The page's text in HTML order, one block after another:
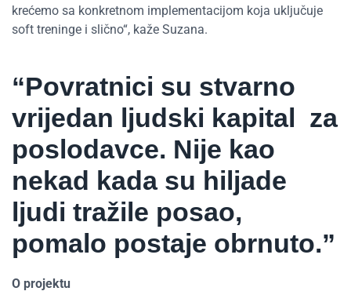
krećemo sa konkretnom implementacijom koja uključuje
soft treninge i slično“, kaže Suzana.
“Povratnici su stvarno
vrijedan ljudski kapital za
poslodavce. Nije kao
nekad kada su hiljade
ljudi tražile posao,
pomalo postaje obrnuto.”
O projektu